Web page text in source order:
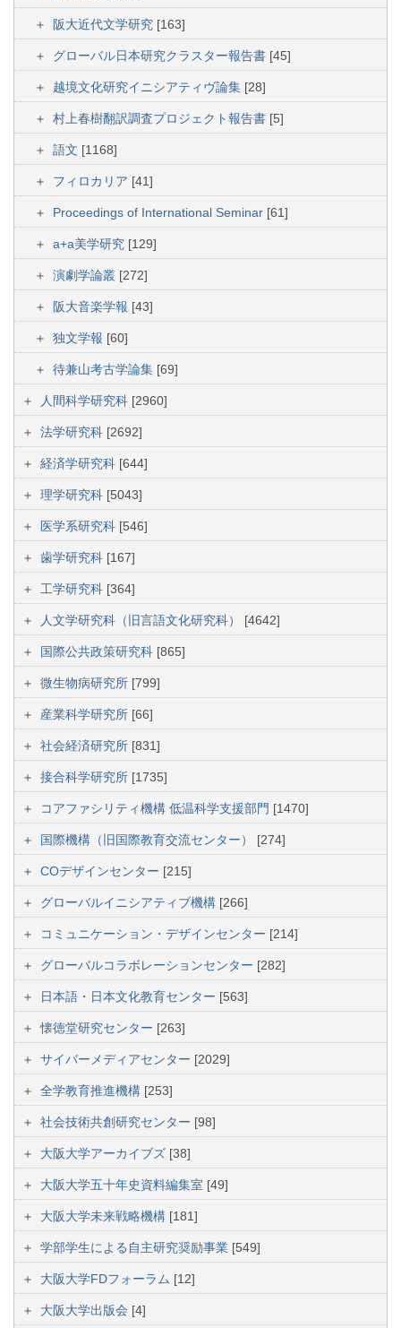
阪大近代文学研究 [163]
グローバル日本研究クラスター報告書 [45]
越境文化研究イニシアティヴ論集 [28]
村上春樹翻訳調査プロジェクト報告書 [5]
語文 [1168]
フィロカリア [41]
Proceedings of International Seminar [61]
a+a美学研究 [129]
演劇学論叢 [272]
阪大音楽学報 [43]
独文学報 [60]
待兼山考古学論集 [69]
人間科学研究科 [2960]
法学研究科 [2692]
経済学研究科 [644]
理学研究科 [5043]
医学系研究科 [546]
歯学研究科 [167]
工学研究科 [364]
人文学研究科（旧言語文化研究科） [4642]
国際公共政策研究科 [865]
微生物病研究所 [799]
産業科学研究所 [66]
社会経済研究所 [831]
接合科学研究所 [1735]
コアファシリティ機構 低温科学支援部門 [1470]
国際機構（旧国際教育交流センター） [274]
COデザインセンター [215]
グローバルイニシアティブ機構 [266]
コミュニケーション・デザインセンター [214]
グローバルコラボレーションセンター [282]
日本語・日本文化教育センター [563]
懐徳堂研究センター [263]
サイバーメディアセンター [2029]
全学教育推進機構 [253]
社会技術共創研究センター [98]
大阪大学アーカイブズ [38]
大阪大学五十年史資料編集室 [49]
大阪大学未来戦略機構 [181]
学部学生による自主研究奨励事業 [549]
大阪大学FDフォーラム [12]
大阪大学出版会 [4]